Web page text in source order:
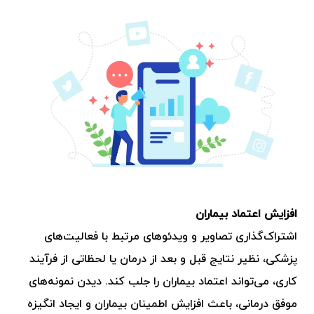
افزایش اعتماد بیماران
اشتراک‌گذاری تصاویر و ویدئوهای مرتبط با فعالیت‌های
پزشکی، نظیر نتایج قبل و بعد از درمان یا لحظاتی از فرآیند
کاری، می‌تواند اعتماد بیماران را جلب کند. دیدن نمونه‌های
موفق درمانی، باعث افزایش اطمینان بیماران و ایجاد انگیزه